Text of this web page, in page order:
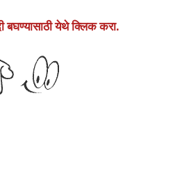
बघण्यासाठी येथे क्लिक करा.